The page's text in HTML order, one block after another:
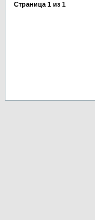
Страница 1 из 1